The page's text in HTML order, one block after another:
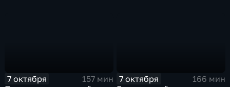
7 октября
157 мин
7 октября
166 мин